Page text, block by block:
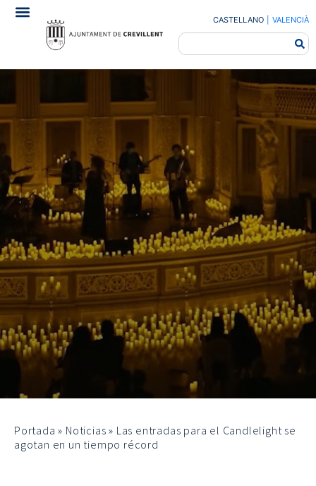
CASTELLANO VALENCIÀ
Portada » Noticias » Las entradas para el Candlelight se
agotan en un tiempo récord